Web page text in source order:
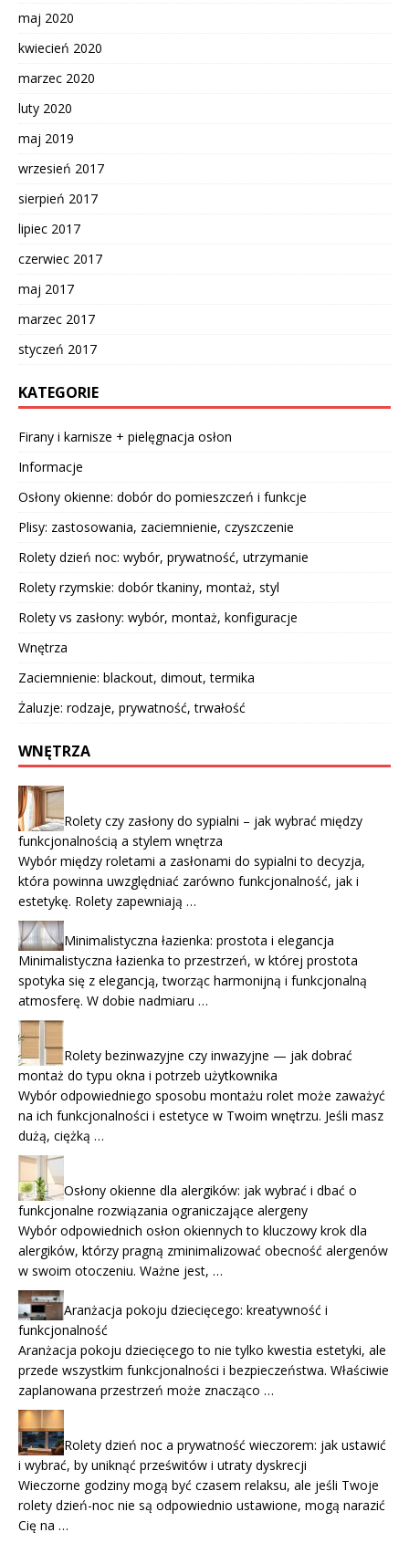
maj 2020
kwiecień 2020
marzec 2020
luty 2020
maj 2019
wrzesień 2017
sierpień 2017
lipiec 2017
czerwiec 2017
maj 2017
marzec 2017
styczeń 2017
KATEGORIE
Firany i karnisze + pielęgnacja osłon
Informacje
Osłony okienne: dobór do pomieszczeń i funkcje
Plisy: zastosowania, zaciemnienie, czyszczenie
Rolety dzień noc: wybór, prywatność, utrzymanie
Rolety rzymskie: dobór tkaniny, montaż, styl
Rolety vs zasłony: wybór, montaż, konfiguracje
Wnętrza
Zaciemnienie: blackout, dimout, termika
Żaluzje: rodzaje, prywatność, trwałość
WNĘTRZA
Rolety czy zasłony do sypialni – jak wybrać między
funkcjonalnością a stylem wnętrza
Wybór między roletami a zasłonami do sypialni to decyzja,
która powinna uwzględniać zarówno funkcjonalność, jak i
estetykę. Rolety zapewniają …
Minimalistyczna łazienka: prostota i elegancja
Minimalistyczna łazienka to przestrzeń, w której prostota
spotyka się z elegancją, tworząc harmonijną i funkcjonalną
atmosferę. W dobie nadmiaru …
Rolety bezinwazyjne czy inwazyjne — jak dobrać
montaż do typu okna i potrzeb użytkownika
Wybór odpowiedniego sposobu montażu rolet może zaważyć
na ich funkcjonalności i estetyce w Twoim wnętrzu. Jeśli masz
dużą, ciężką …
Osłony okienne dla alergików: jak wybrać i dbać o
funkcjonalne rozwiązania ograniczające alergeny
Wybór odpowiednich osłon okiennych to kluczowy krok dla
alergików, którzy pragną zminimalizować obecność alergenów
w swoim otoczeniu. Ważne jest, …
Aranżacja pokoju dziecięcego: kreatywność i
funkcjonalność
Aranżacja pokoju dziecięcego to nie tylko kwestia estetyki, ale
przede wszystkim funkcjonalności i bezpieczeństwa. Właściwie
zaplanowana przestrzeń może znacząco …
Rolety dzień noc a prywatność wieczorem: jak ustawić
i wybrać, by uniknąć prześwitów i utraty dyskrecji
Wieczorne godziny mogą być czasem relaksu, ale jeśli Twoje
rolety dzień-noc nie są odpowiednio ustawione, mogą narazić
Cię na …